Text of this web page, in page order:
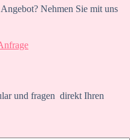
Nehmen Sie mit uns
und fragen direkt Ihren